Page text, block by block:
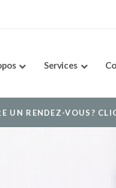
Services
UN RENDEZ-VOUS?